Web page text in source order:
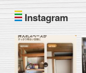
Instagram